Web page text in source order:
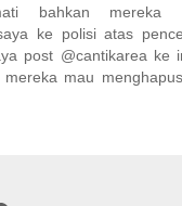
bahkan mereka
ke polisi atas
post @cantikarea ke
mau